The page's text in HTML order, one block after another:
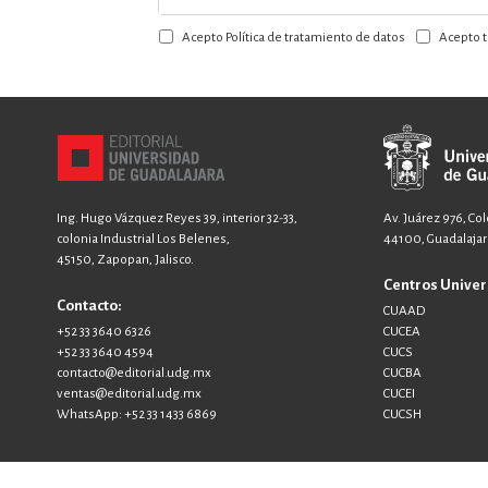
a
nuestroAcepto Política de tratamiento de datos Acepto
Ing. Hugo Vázquez Reyes 39, interior 32-33,
colonia Industrial Los Belenes,
45150, Zapopan, Jalisco.
Contacto:
+52 33 3640 6326
+52 33 3640 4594
contacto@editorial.udg.mx
ventas@editorial.udg.mx
WhatsApp: +52 33 1433 6869
Av. Juárez 976,
44100,
Centros
CUAAD
CUCEA
CUCS
CUCBA
CUCEI
CUCSH